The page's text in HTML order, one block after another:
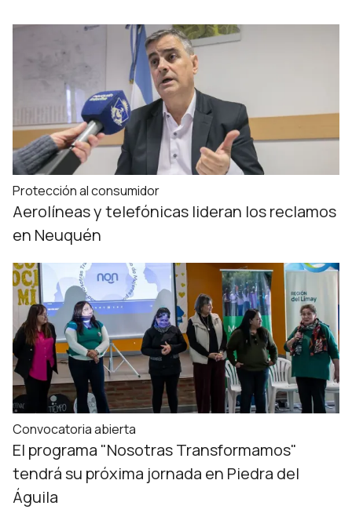
Protección al consumidor
Aerolíneas y telefónicas lideran los reclamos
en Neuquén
Convocatoria abierta
El programa "Nosotras Transformamos"
tendrá su próxima jornada en Piedra del
Águila